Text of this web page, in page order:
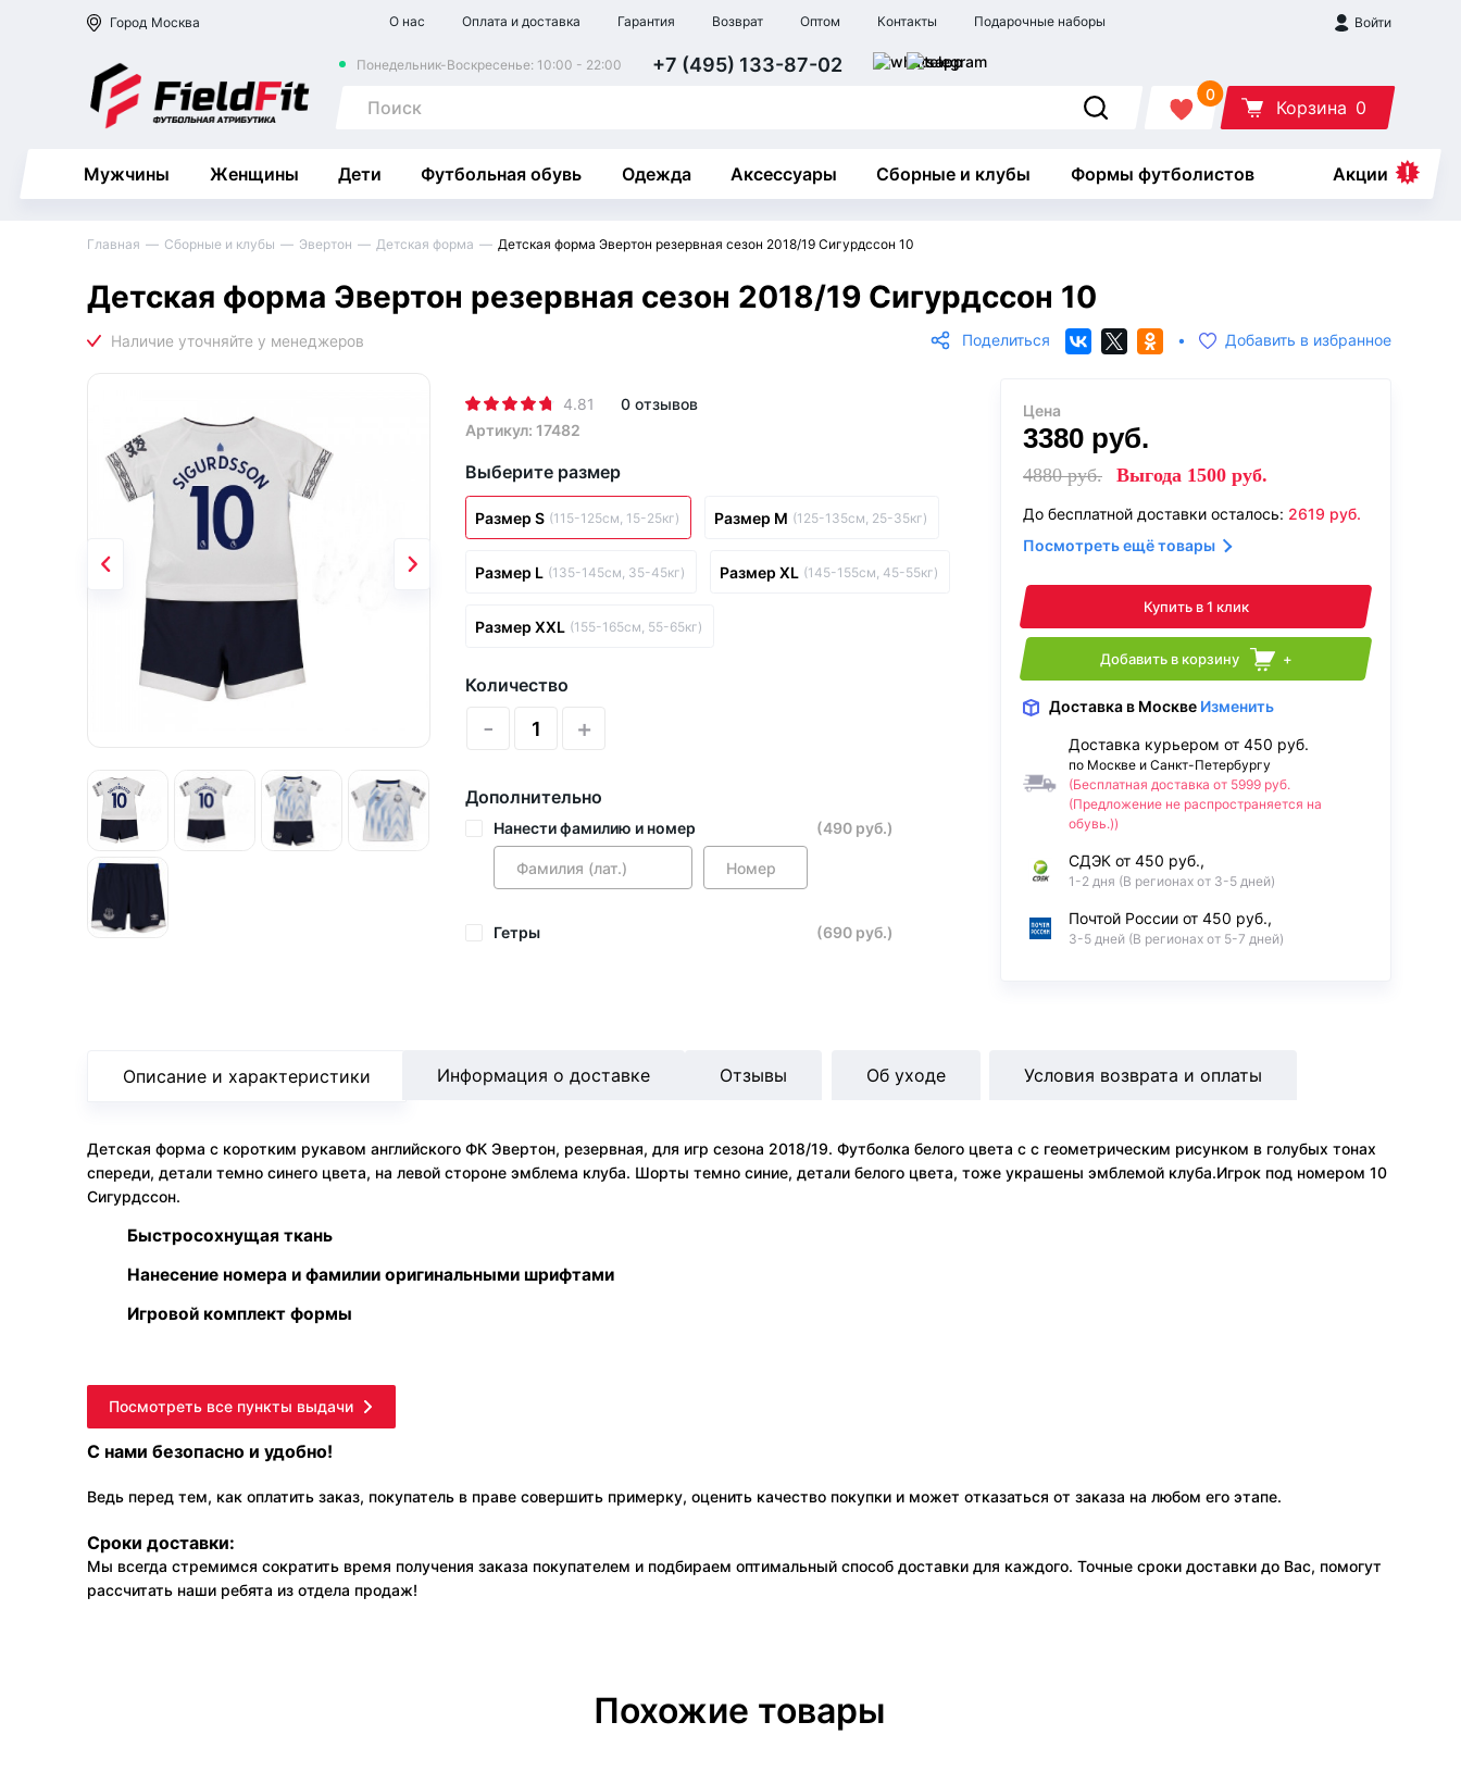
Город Москва О нас Оплата и доставка Гарантия Возврат Оптом Контакты Подарочные наборы Войти
Понедельник-Воскресенье: 10:00 - 22:00 +7 (495) 133-87-02
0
Корзина 0
Мужчины Женщины Дети Футбольная обувь Одежда Аксессуары Сборные и клубы Формы футболистов Акции
Главная Сборные и клубы Эвертон Детская форма Детская форма Эвертон резервная сезон 2018/19 Сигурдссон 10
Детская форма Эвертон резервная сезон 2018/19 Сигурдссон 10
Поделиться • Добавить в избранное
4.81
0 отзывов
Артикул: 17482
Выберите размер
Размер S (115-125см, 15-25кг) Размер M (125-135см, 25-35кг)
Размер L (135-145см, 35-45кг) Размер XL (145-155см, 45-55кг)
Размер XXL (155-165см, 55-65кг)
Количество
- +
Дополнительно
Нанести фамилию и номер (490 руб.)
Гетры (690 руб.)
Цена
3380 руб.
4880руб. Выгода 1500 руб.
До бесплатной доставки осталось: 2619 руб.
Посмотреть ещё товары
Купить в 1 клик
Добавить в корзину +
Доставка в Москве Изменить
Доставка курьером от 450 руб.
по Москве и Санкт-Петербургу
(Бесплатная доставка от 5999 руб.
(Предложение не распространяется на
обувь.))
СДЭК от 450 руб.,
1-2 дня (В регионах от 3-5 дней)
Почтой России от 450 руб.,
3-5 дней (В регионах от 5-7 дней)
Описание и характеристики
Детская форма с коротким рукавом английского ФК Эвертон, резервная, для игр сезона 2018/19. Футболка белого цвета с с геометрическим рисунком в голубых тонах
спереди, детали темно синего цвета, на левой стороне эмблема клуба. Шорты темно синие, детали белого цвета, тоже украшены эмблемой клуба.Игрок под номером 10
Сигурдссон.
Быстросохнущая ткань
Нанесение номера и фамилии оригинальными шрифтами
Игровой комплект формы
Информация о доставке Отзывы Об уходе Условия возврата и оплаты
Посмотреть все пункты выдачи
С нами безопасно и удобно!
Ведь перед тем, как оплатить заказ, покупатель в праве совершить примерку, оценить качество покупки и может отказаться от заказа на любом его этапе.
Сроки доставки:
Мы всегда стремимся сократить время получения заказа покупателем и подбираем оптимальный способ доставки для каждого. Точные сроки доставки до Вас, помогут
рассчитать наши ребята из отдела продаж!
Похожие товары